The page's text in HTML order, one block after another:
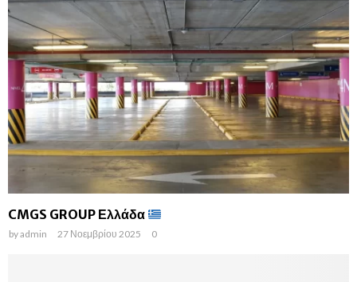
CMGS GROUP Ελλάδα
byadmin 27 Νοεμβρίου 2025 0